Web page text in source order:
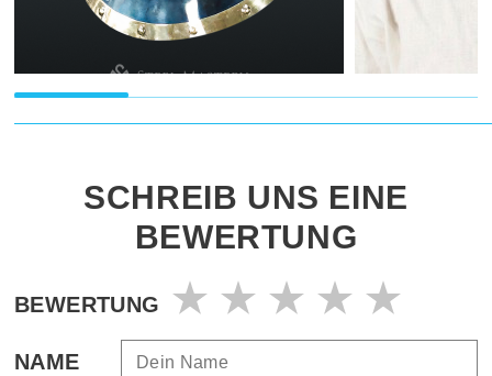
SCHREIB UNS EINE
BEWERTUNG
BEWERTUNG
NAME